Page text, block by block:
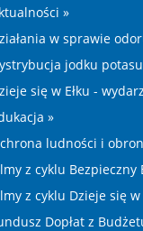
»
w sprawie
jodku potasu
się w Ełku -
»
ludności i
z cyklu Bezpieczny
z cyklu Dzieje się w
Dopłat z